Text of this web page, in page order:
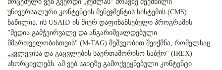
მოცემული ვებ გვერდი „ჯუმლას" ძრავზე შექმნილი
უნივერსალური კონტენტის მენეჯმენტის სისტემის (CMS)
ნაწილია. ის USAID-ის მიერ დაფინანსებული პროგრამის
"მედია გამჭვირვალე და ანგარიშვალდებული
მმართველობისთვის" (M-TAG) მეშვეობით შეიქმნა, რომელსაც
„კვლევისა და გაცვლების საერთაშორისო საბჭო" (IREX)
ახორციელებს. ამ ვებ საიტზე გამოქვეყნებული კონტენტი